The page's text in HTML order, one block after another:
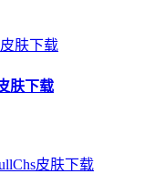
肤下载